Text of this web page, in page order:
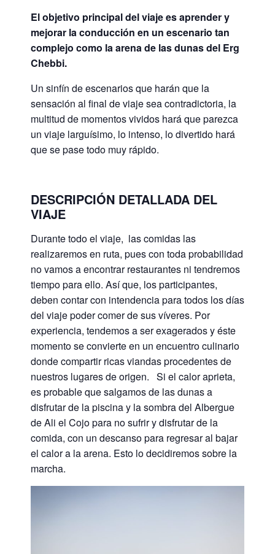
El objetivo principal del viaje es aprender y
mejorar la conducción en un escenario tan
complejo como la arena de las dunas del Erg
Chebbi.
Un sinfín de escenarios que harán que la
sensación al final de viaje sea contradictoria, la
multitud de momentos vividos hará que parezca
un viaje larguísimo, lo intenso, lo divertido hará
que se pase todo muy rápido.
DESCRIPCIÓN DETALLADA DEL
VIAJE
Durante todo el viaje, las comidas las
realizaremos en ruta, pues con toda probabilidad
no vamos a encontrar restaurantes ni tendremos
tiempo para ello. Así que, los participantes,
deben contar con intendencia para todos los días
del viaje poder comer de sus víveres. Por
experiencia, tendemos a ser exagerados y éste
momento se convierte en un encuentro culinario
donde compartir ricas viandas procedentes de
nuestros lugares de origen. Si el calor aprieta,
es probable que salgamos de las dunas a
disfrutar de la piscina y la sombra del Albergue
de Ali el Cojo para no sufrir y disfrutar de la
comida, con un descanso para regresar al bajar
el calor a la arena. Esto lo decidiremos sobre la
marcha.